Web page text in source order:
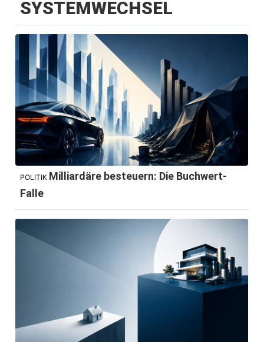
SYSTEMWECHSEL
POLITIK Milliardäre besteuern: Die Buchwert-
Falle